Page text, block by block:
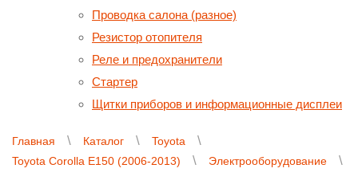
Проводка салона (разное)
Резистор отопителя
Реле и предохранители
Стартер
Щитки приборов и информационные дисплеи
Главная Каталог
Toyota
Toyota Corolla E150 (2006-2013)
Электрооборудование